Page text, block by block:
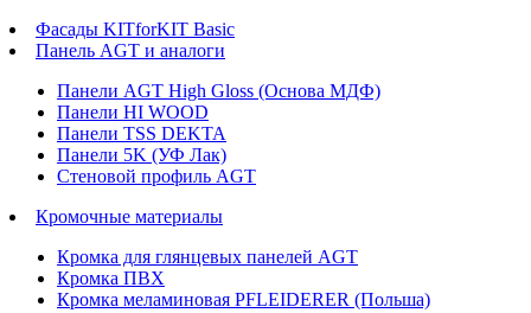
Фасады KITforKIT Basic
Панель AGT и аналоги
Панели AGT High Gloss (Основа МДФ)
Панели HI WOOD
Панели TSS DEKTA
Панели 5K (УФ Лак)
Стеновой профиль AGT
Кромочные материалы
Кромка для глянцевых панелей AGT
Кромка ПВХ
Кромка меламиновая PFLEIDERER (Польша)